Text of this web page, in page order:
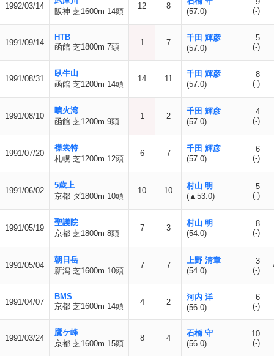
1992/03/14
阪神 芝1600m 14頭
12 8
(57.0)
(-)
1991/09/14
HTB
函館 芝1800m 7頭
1 7
千田 輝彦
(57.0)
5
(-)
1991/08/31
臥牛山
函館 芝1200m 14頭
14 11
千田 輝彦
(57.0)
8
(-)
1991/08/10
噴火湾
函館 芝1200m 9頭
1 2
千田 輝彦
(57.0)
4
(-)
1991/07/20
襟裳特
札幌 芝1200m 12頭
6 7
千田 輝彦
(57.0)
6
(-)
1991/06/02
5歳上
京都 ダ1800m 10頭
10 10
村山 明
(▲53.0)
5
(-)
1991/05/19
聖護院
京都 芝1800m 8頭
7 3
村山 明
(54.0)
8
(-)
1991/05/04
朝日岳
新潟 芝1600m 10頭
7 7
上野 清章
(54.0)
3
(-)
1991/04/07
BMS
京都 芝1600m 14頭
4 2
河内 洋
(56.0)
6
(-)
1991/03/24
鷹ケ峰
京都 芝1600m 15頭
8 4
石橋 守
(56.0)
10
(-)